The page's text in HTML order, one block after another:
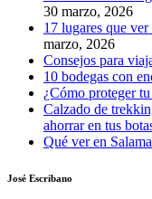
30 marzo, 2026
17 lugares que
marzo, 2026
Consejos para
10 bodegas con
¿Cómo proteger
Calzado de
ahorrar en tus
Qué ver en
José Escribano